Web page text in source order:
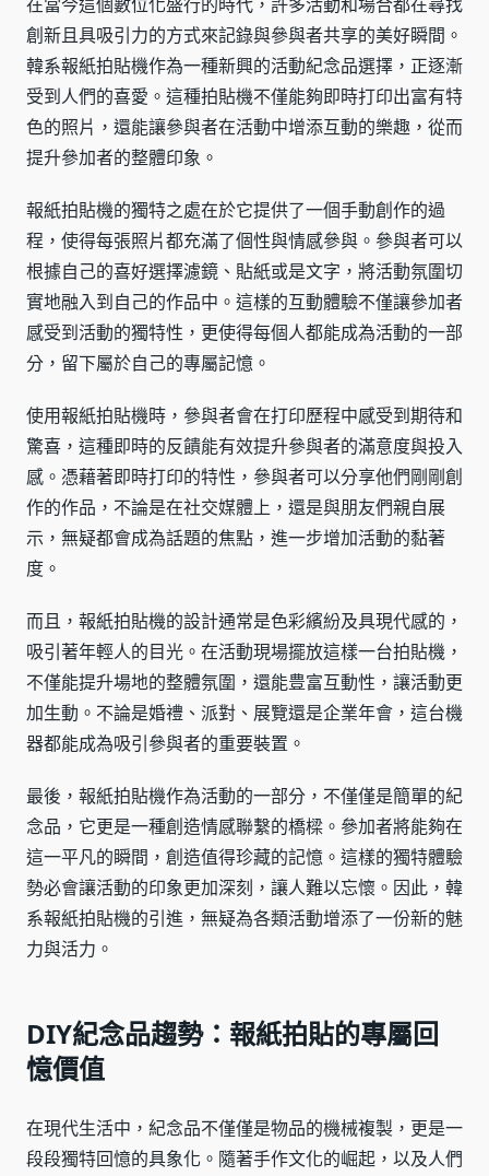
創新且具吸引力的方式來記錄與參與者共享的美好瞬間。
韓系報紙拍貼機作為一種新興的活動紀念品選擇，正逐漸
受到人們的喜愛。這種拍貼機不僅能夠即時打印出富有特
色的照片，還能讓參與者在活動中增添互動的樂趣，從而
提升參加者的整體印象。
報紙拍貼機的獨特之處在於它提供了一個手動創作的過
程，使得每張照片都充滿了個性與情感參與。參與者可以
根據自己的喜好選擇濾鏡、貼紙或是文字，將活動氛圍切
實地融入到自己的作品中。這樣的互動體驗不僅讓參加者
感受到活動的獨特性，更使得每個人都能成為活動的一部
分，留下屬於自己的專屬記憶。
使用報紙拍貼機時，參與者會在打印歷程中感受到期待和
驚喜，這種即時的反饋能有效提升參與者的滿意度與投入
感。憑藉著即時打印的特性，參與者可以分享他們剛剛創
作的作品，不論是在社交媒體上，還是與朋友們親自展
示，無疑都會成為話題的焦點，進一步增加活動的黏著
度。
而且，報紙拍貼機的設計通常是色彩繽紛及具現代感的，
吸引著年輕人的目光。在活動現場擺放這樣一台拍貼機，
不僅能提升場地的整體氛圍，還能豊富互動性，讓活動更
加生動。不論是婚禮、派對、展覽還是企業年會，這台機
器都能成為吸引參與者的重要裝置。
最後，報紙拍貼機作為活動的一部分，不僅僅是簡單的紀
念品，它更是一種創造情感聯繫的橋樑。參加者將能夠在
這一平凡的瞬間，創造值得珍藏的記憶。這樣的獨特體驗
勢必會讓活動的印象更加深刻，讓人難以忘懷。因此，韓
系報紙拍貼機的引進，無疑為各類活動增添了一份新的魅
力與活力。
DIY紀念品趨勢：報紙拍貼的專屬回
憶價值
在現代生活中，紀念品不僅僅是物品的機械複製，更是一
段段獨特回憶的具象化。隨著手作文化的崛起，以及人們